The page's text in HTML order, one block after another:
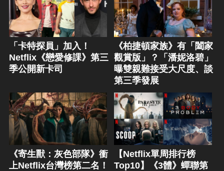
「卡特探員」加入！
Netflix《戀愛修課》第三
季公開新卡司
《柏捷頓家族》有「闔家
觀賞版」？「潘妮洛碧」
曝雙親難接受大尺度、談
第三季發展
《寄生獸：灰色部隊》衝
上Netflix台灣榜第二名！
【Netflix單周排行榜
Top10】《3體》蟬聯第